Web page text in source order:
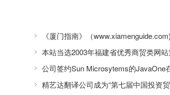
《厦门指南》（
本站当选2003年福建省优秀商贸类网站
公司签约Sun Microsytems的JavaOne
精艺达翻译公司成为“第七届中国投资